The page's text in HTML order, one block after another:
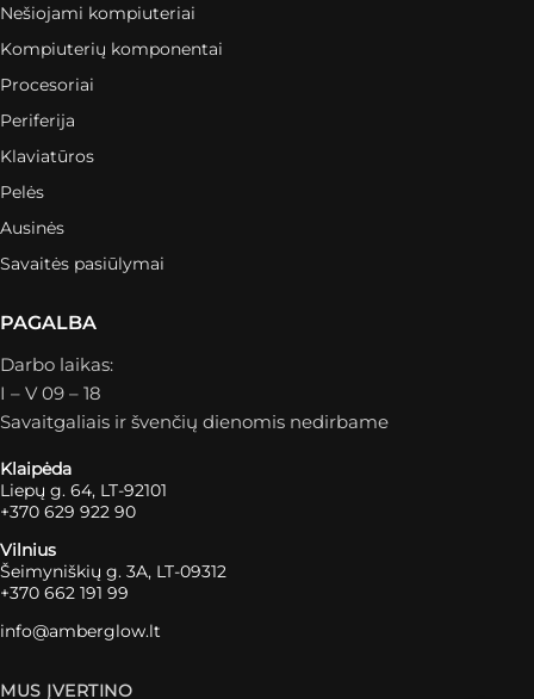
Nešiojami kompiuteriai
Kompiuterių komponentai
Procesoriai
Periferija
Klaviatūros
Pelės
Ausinės
Savaitės pasiūlymai
PAGALBA
Darbo laikas:
I – V 09 – 18
Savaitgaliais ir švenčių dienomis nedirbame
Klaipėda
Liepų g. 64, LT-92101
+370 629 922 90
Vilnius
Šeimyniškių g. 3A, LT-09312
+370 662 191 99
info@amberglow.lt
MUS ĮVERTINO